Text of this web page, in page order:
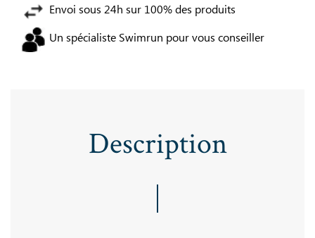
Envoi sous 24h sur 100% des produits
Un spécialiste Swimrun pour vous conseiller
Description